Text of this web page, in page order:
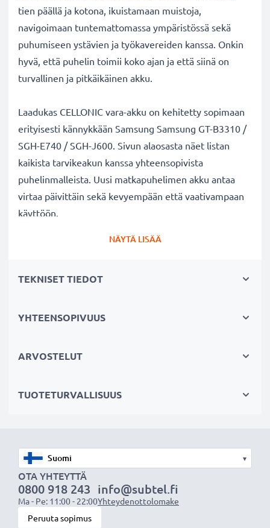
tien päällä ja kotona, ikuistamaan muistoja,
navigoimaan tuntemattomassa ympäristössä sekä
puhumiseen ystävien ja työkavereiden kanssa. Onkin
hyvä, että puhelin toimii koko ajan ja että siinä on
turvallinen ja pitkäikäinen akku.
Laadukas CELLONIC vara-akku on kehitetty sopimaan
erityisesti kännykkään Samsung Samsung GT-B3310 /
SGH-E740 / SGH-J600. Sivun alaosasta näet listan
kaikista tarvikeakun kanssa yhteensopivista
puhelinmalleista. Uusi matkapuhelimen akku antaa
virtaa päivittäin sekä kevyempään että vaativampaan
käyttöön.
✔Nauti virtajohdosta
lataamiselta
Litium-tekniikka ilman vaikutusta muistiin
✔Säännöllinen ja kattavasti testaus
kännykän alkuperäisen akun AB483640 (katso sivun
lopusta lista kaikista tarvikeakun korvaamista
akkumalleista)
Tekniset tiedot:
NÄYTÄ LISÄÄ
TEKNISET TIEDOT
YHTEENSOPIVUUS
ARVOSTELUT
TUOTETURVALLISUUS
▾
OTA YHTEYTTÄ
0800 918 243
Ma - Pe: 11:00 - 22:00
info@subtel.fi
Yhteydenottolomake
Peruuta sopimus